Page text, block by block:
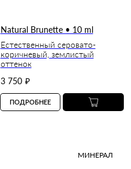
Natural Brunette • 10 ml
Естественный серовато-
коричневый, землистый
оттенок
3 750 ₽
ПОДРОБНЕЕ
МИНЕРАЛ